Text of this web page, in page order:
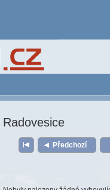
Radovesice
Předchozí